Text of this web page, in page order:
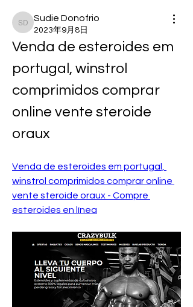
Sudie Donofrio
Sudie Donofrio
2023年9月8日
Venda de esteroides em
portugal, winstrol
comprimidos comprar
online vente steroide
oraux
Venda de esteroides em portugal,
winstrol comprimidos comprar online
vente steroide oraux - Compre
esteroides en línea